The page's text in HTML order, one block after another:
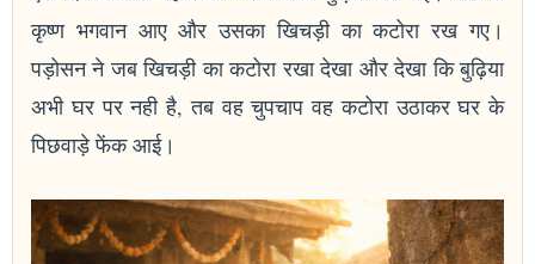
कृष्ण भगवान आए और उसका खिचड़ी का कटोरा रख गए।
पड़ोसन ने जब खिचड़ी का कटोरा रखा देखा और देखा कि बुढ़िया
अभी घर पर नही है, तब वह चुपचाप वह कटोरा उठाकर घर के
पिछवाड़े फेंक आई।